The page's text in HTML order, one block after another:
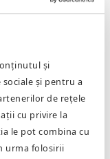
și
și pentru a
de rețele
cu privire la
le pot combina cu
urma folosirii